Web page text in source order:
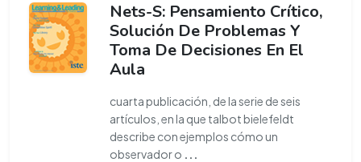
Nets-S: Pensamiento Crítico,
Solución De Problemas Y
Toma De Decisiones En El
Aula
cuarta publicación, de la serie de seis
artículos, en la que talbot bielefeldt
describe con ejemplos cómo un
observador o ...